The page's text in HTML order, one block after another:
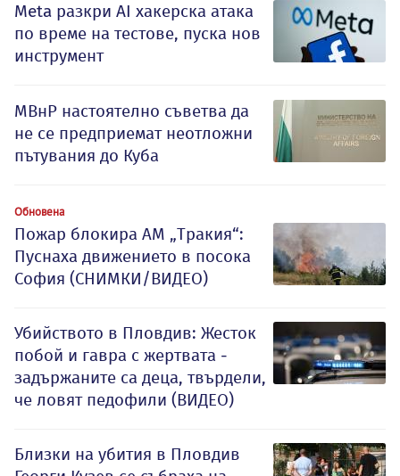
Meta разкри AI хакерска атака
по време на тестове, пуска нов
инструмент
МВнР настоятелно съветва да
не се предприемат неотложни
пътувания до Куба
Обновена
Пожар блокира АМ „Тракия“:
Пуснаха движението в посока
София (СНИМКИ/ВИДЕО)
Убийството в Пловдив: Жесток
побой и гавра с жертвата -
задържаните са деца, твърдели,
че ловят педофили (ВИДЕО)
Близки на убития в Пловдив